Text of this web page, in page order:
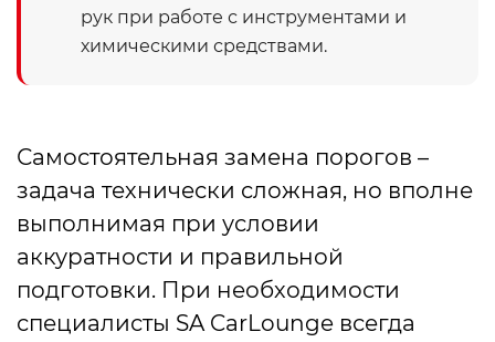
рук при работе с инструментами и
химическими средствами.
Самостоятельная замена порогов –
задача технически сложная, но вполне
выполнимая при условии
аккуратности и правильной
подготовки. При необходимости
специалисты SA CarLounge всегда